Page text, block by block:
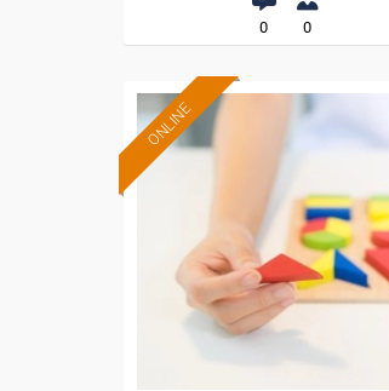
0 0
ONLINE
subvencionada.
Para desempleados,
trabajadores y autónomos.
Sector
-Educación.